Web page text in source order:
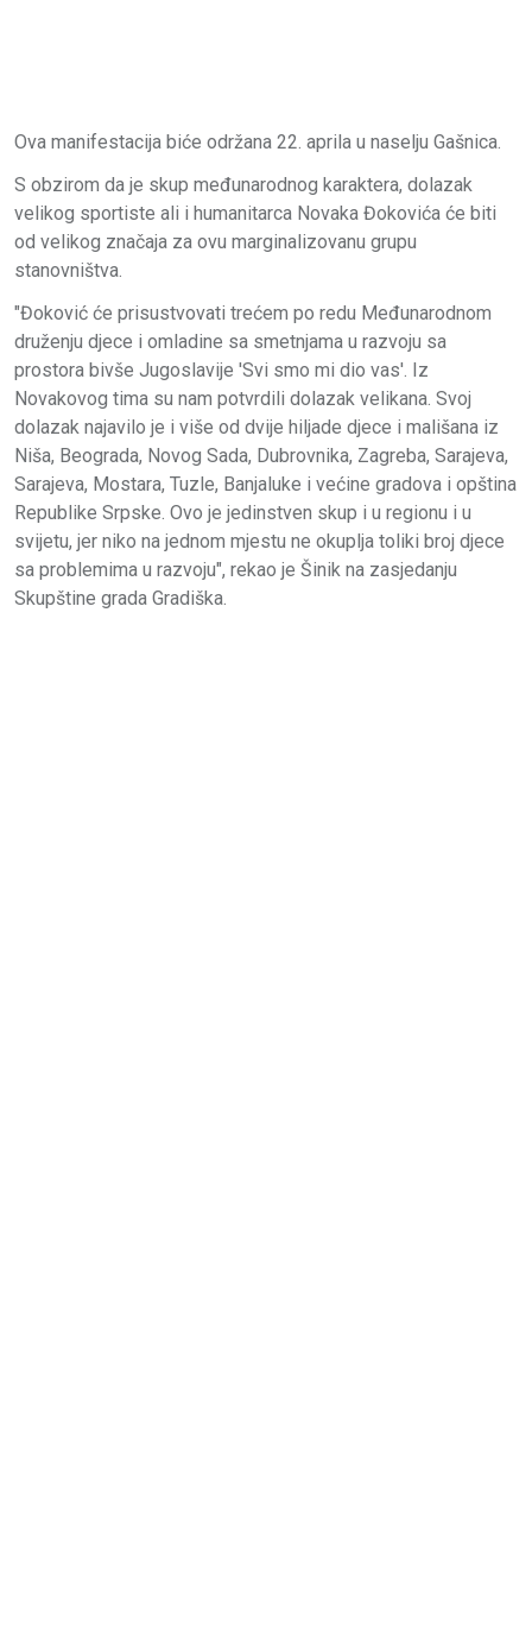
Ova manifestacija biće održana 22. aprila u naselju Gašnica.
S obzirom da je skup međunarodnog karaktera, dolazak
velikog sportiste ali i humanitarca Novaka Đokovića će biti
od velikog značaja za ovu marginalizovanu grupu
stanovništva.
"Đoković će prisustvovati trećem po redu Međunarodnom
druženju djece i omladine sa smetnjama u razvoju sa
prostora bivše Jugoslavije 'Svi smo mi dio vas'. Iz
Novakovog tima su nam potvrdili dolazak velikana. Svoj
dolazak najavilo je i više od dvije hiljade djece i mališana iz
Niša, Beograda, Novog Sada, Dubrovnika, Zagreba, Sarajeva,
Sarajeva, Mostara, Tuzle, Banjaluke i većine gradova i opština
Republike Srpske. Ovo je jedinstven skup i u regionu i u
svijetu, jer niko na jednom mjestu ne okuplja toliki broj djece
sa problemima u razvoju", rekao je Šinik na zasjedanju
Skupštine grada Gradiška.